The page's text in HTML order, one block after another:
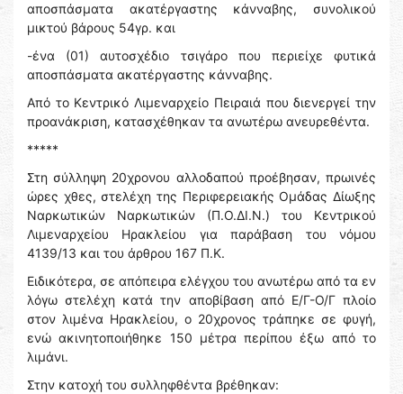
αποσπάσματα ακατέργαστης κάνναβης, συνολικού
μικτού βάρους 54γρ. και
-ένα (01) αυτοσχέδιο τσιγάρο που περιείχε φυτικά
αποσπάσματα ακατέργαστης κάνναβης.
Από το Κεντρικό Λιμεναρχείο Πειραιά που διενεργεί την
προανάκριση, κατασχέθηκαν τα ανωτέρω ανευρεθέντα.
*****
Στη σύλληψη 20χρονου αλλοδαπού προέβησαν, πρωινές
ώρες χθες, στελέχη της Περιφερειακής Ομάδας Δίωξης
Ναρκωτικών Ναρκωτικών (Π.Ο.ΔΙ.Ν.) του Κεντρικού
Λιμεναρχείου Ηρακλείου για παράβαση του νόμου
4139/13 και του άρθρου 167 Π.Κ.
Ειδικότερα, σε απόπειρα ελέγχου του ανωτέρω από τα εν
λόγω στελέχη κατά την αποβίβαση από Ε/Γ-Ο/Γ πλοίο
στον λιμένα Ηρακλείου, ο 20χρονος τράπηκε σε φυγή,
ενώ ακινητοποιήθηκε 150 μέτρα περίπου έξω από το
λιμάνι.
Στην κατοχή του συλληφθέντα βρέθηκαν: